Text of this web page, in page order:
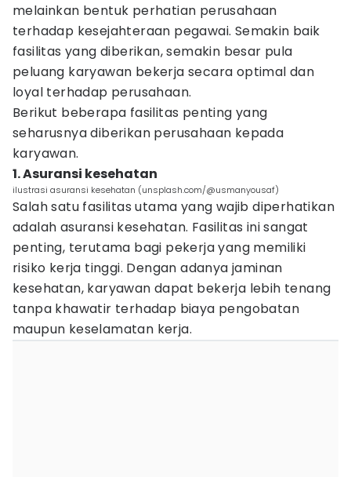
melainkan bentuk perhatian perusahaan
terhadap kesejahteraan pegawai. Semakin baik
fasilitas yang diberikan, semakin besar pula
peluang karyawan bekerja secara optimal dan
loyal terhadap perusahaan.
Berikut beberapa fasilitas penting yang
seharusnya diberikan perusahaan kepada
karyawan.
1. Asuransi kesehatan
ilustrasi asuransi kesehatan (unsplash.com/@usmanyousaf)
Salah satu fasilitas utama yang wajib diperhatikan
adalah asuransi kesehatan. Fasilitas ini sangat
penting, terutama bagi pekerja yang memiliki
risiko kerja tinggi. Dengan adanya jaminan
kesehatan, karyawan dapat bekerja lebih tenang
tanpa khawatir terhadap biaya pengobatan
maupun keselamatan kerja.